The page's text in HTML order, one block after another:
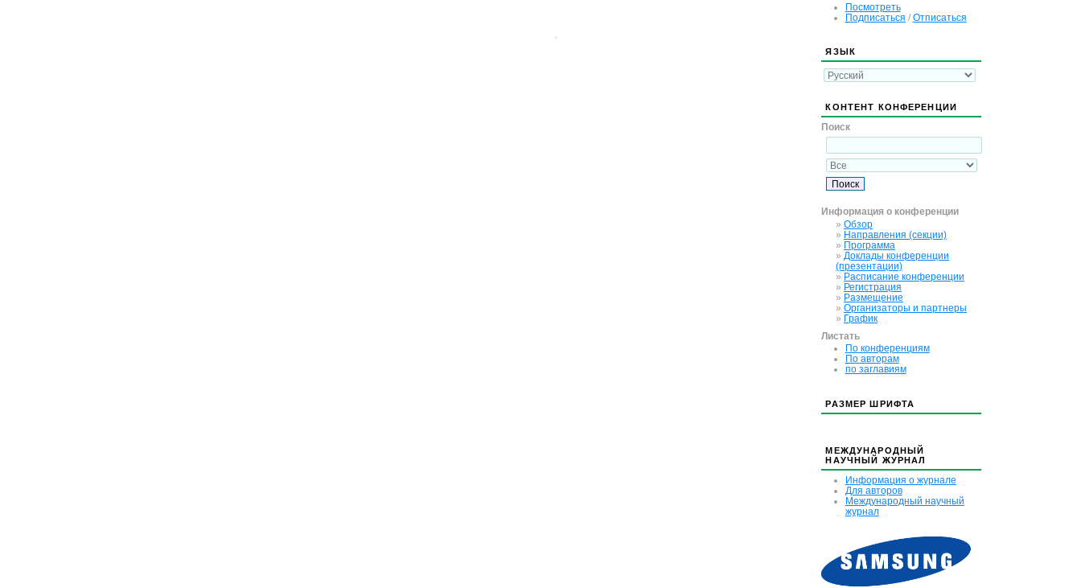
Посмотреть
Подписаться / Отписаться
ЯЗЫК
КОНТЕНТ КОНФЕРЕНЦИИ
Поиск
Информация о конференции
» Обзор
» Направления (секции)
» Программа
» Доклады конференции
(презентации)
» Расписание конференции
» Регистрация
» Размещение
» Организаторы и партнеры
» График
Листать
По конференциям
По авторам
по заглавиям
РАЗМЕР ШРИФТА
МЕЖДУНАРОДНЫЙ
НАУЧНЫЙ ЖУРНАЛ
Информация о журнале
Для авторов
Международный научный
журнал